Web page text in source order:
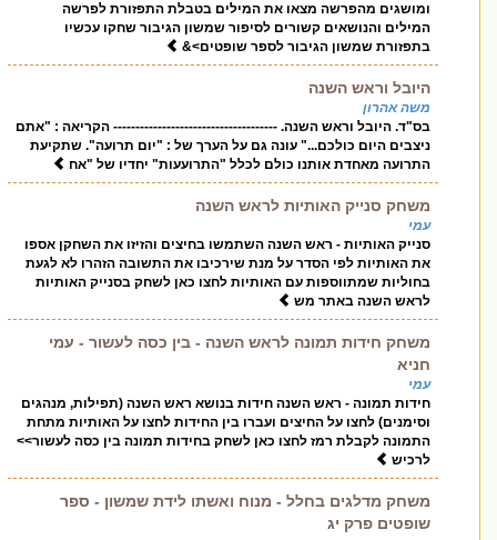
ומושגים מהפרשה מצאו את המילים בטבלת התפזורת לפרשה
המילים והנושאים קשורים לסיפור שמשון הגיבור שחקו עכשיו
בתפזורת שמשון הגיבור לספר שופטים>&
היובל וראש השנה
משה אהרון
בס"ד. היובל וראש השנה. ------------------------------------- הקריאה : "אתם
ניצבים היום כולכם..." עונה גם על הערך של : "יום תרועה". שתקיעת
התרועה מאחדת אותנו כולם לכלל "התרועעות" יחדיו של "אח
משחק סנייק האותיות לראש השנה
סנייק האותיות - ראש השנה השתמשו בחיצים והזיזו את השחקן אספו
את האותיות לפי הסדר על מנת שירכיבו את התשובה הזהרו לא לגעת
בחוליות שמתווספות עם האותיות לחצו כאן לשחק בסנייק האותיות
לראש השנה באתר מש
משחק חידות תמונה לראש השנה - בין כסה לעשור - עמי
חידות תמונה - ראש השנה חידות בנושא ראש השנה (תפילות, מנהגים
וסימנים) לחצו על החיצים ועברו בין החידות לחצו על האותיות מתחת
התמונה לקבלת רמז לחצו כאן לשחק בחידות תמונה בין כסה לעשור>>
משחק מדלגים בחלל - מנוח ואשתו לידת שמשון - ספר
שופטים פרק יג